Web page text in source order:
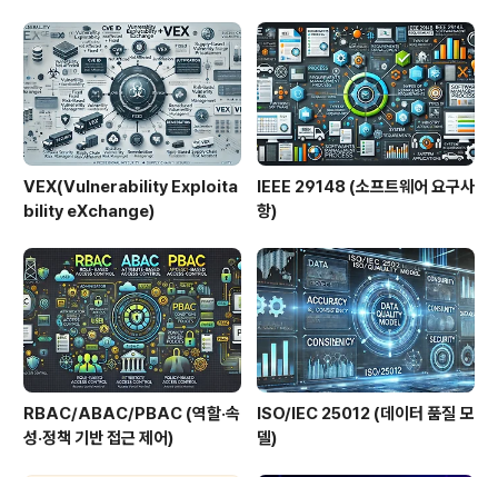
VEX(Vulnerability Exploita
bility eXchange)
IEEE 29148 (소프트웨어 요구사
항)
RBAC/ABAC/PBAC (역할·속
성·정책 기반 접근 제어)
ISO/IEC 25012 (데이터 품질 모
델)